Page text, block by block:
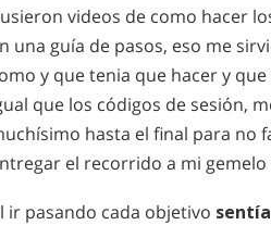
videos de como hacer
una guía de pasos, eso me
y que tenia que hacer y
que los códigos de sesión,
hasta el final para no
el recorrido a mi gemelo
ir pasando cada objetivo